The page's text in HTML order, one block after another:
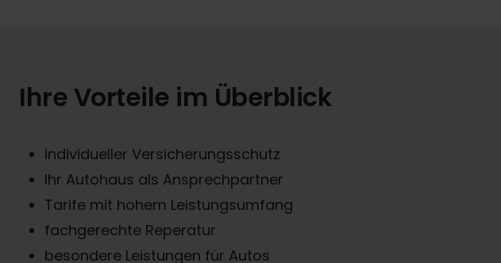
Ihre Vorteile im Überblick
individueller Versicherungsschutz
Ihr Autohaus als Ansprechpartner
Tarife mit hohem Leistungsumfang
fachgerechte Reperatur
besondere Leistungen für Autos